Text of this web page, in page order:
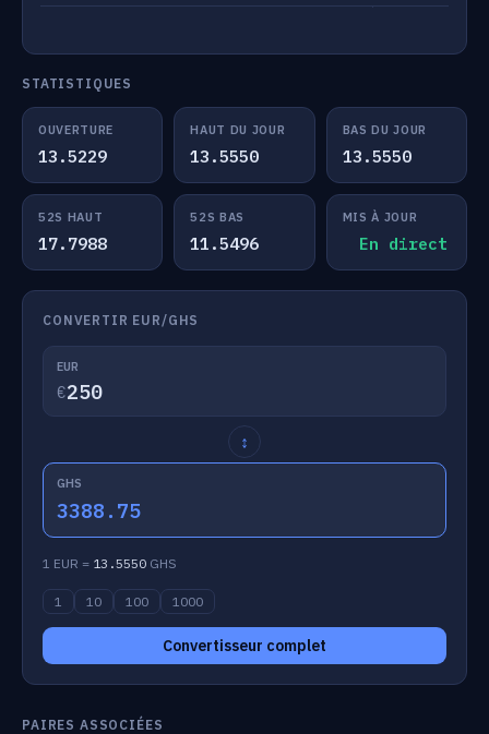
STATISTIQUES
OUVERTURE
13.5229
HAUT DU JOUR
13.5550
BAS DU JOUR
13.5550
52S HAUT
17.7988
52S BAS
11.5496
MIS À JOUR
En direct
CONVERTIR EUR/GHS
EUR
€
↕
GHS
3388.75
1 EUR = 13.5550 GHS
1 10 100 1000
Convertisseur complet
PAIRES ASSOCIÉES